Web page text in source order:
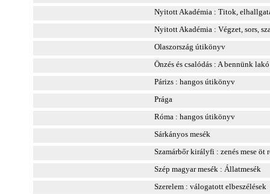
Nyitott Akadémia : Titok,
Nyitott Akadémia : Végzet, sors,
Olaszország útikönyv
Önzés és csalódás : A bennünk
Párizs : hangos útikönyv
Prága
Róma : hangos útikönyv
Sárkányos mesék
Szamárbőr királyfi : zenés mese öt
Szép magyar mesék : Állatmesék
Szerelem : válogatott elbeszélések